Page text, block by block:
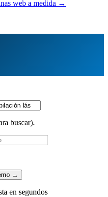
web a medida →
buscar).
→
en segundos